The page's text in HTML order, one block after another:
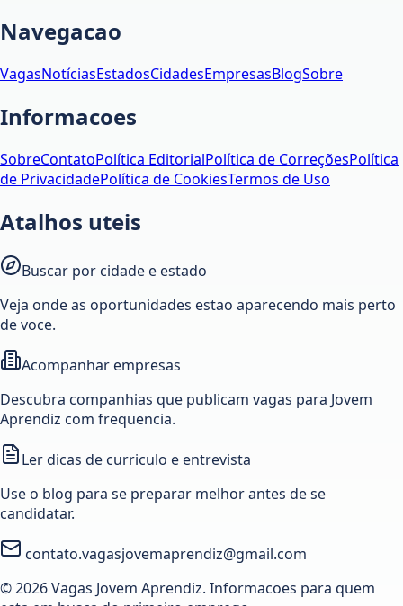
Navegacao
VagasNotíciasEstadosCidadesEmpresasBlogSobre
Informacoes
SobreContatoPolítica EditorialPolítica de CorreçõesPolítica
de PrivacidadePolítica de CookiesTermos de Uso
Atalhos uteis
Buscar por cidade e estado
Veja onde as oportunidades estao aparecendo mais perto
de voce.
Acompanhar empresas
Descubra companhias que publicam vagas para Jovem
Aprendiz com frequencia.
Ler dicas de curriculo e entrevista
Use o blog para se preparar melhor antes de se
candidatar.
contato.vagasjovemaprendiz@gmail.com
© 2026 Vagas Jovem Aprendiz. Informacoes para quem